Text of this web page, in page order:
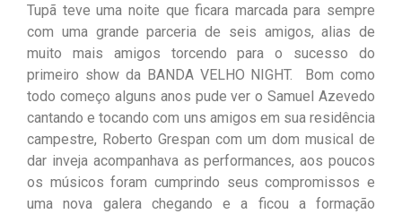
Tupã teve uma noite que ficara marcada para sempre
com uma grande parceria de seis amigos, alias de
muito mais amigos torcendo para o sucesso do
primeiro show da BANDA VELHO NIGHT. Bom como
todo começo alguns anos pude ver o Samuel Azevedo
cantando e tocando com uns amigos em sua residência
campestre, Roberto Grespan com um dom musical de
dar inveja acompanhava as performances, aos poucos
os músicos foram cumprindo seus compromissos e
uma nova galera chegando e a ficou a formação